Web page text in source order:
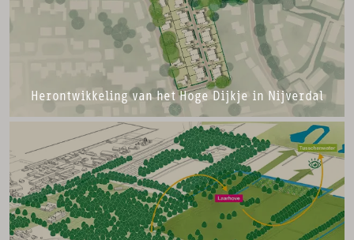
Herontwikkeling van het Hoge Dijkje in Nijverdal